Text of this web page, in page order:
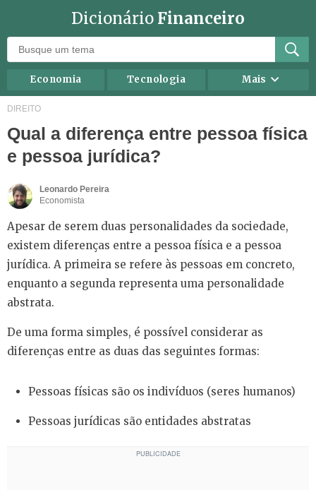
Dicionário Financeiro
Economia Tecnologia Mais
Recursos humanos
Negócios
Mercados
Direito
Contabilidade
DIREITO
Qual a diferença entre pessoa física
e pessoa jurídica?
Leonardo Pereira
Economista
Apesar de serem duas personalidades da sociedade,
existem diferenças entre a pessoa física e a pessoa
jurídica. A primeira se refere às pessoas em concreto,
enquanto a segunda representa uma personalidade
abstrata.
De uma forma simples, é possível considerar as
diferenças entre as duas das seguintes formas:
Pessoas físicas são os indivíduos (seres humanos)
Pessoas jurídicas são entidades abstratas